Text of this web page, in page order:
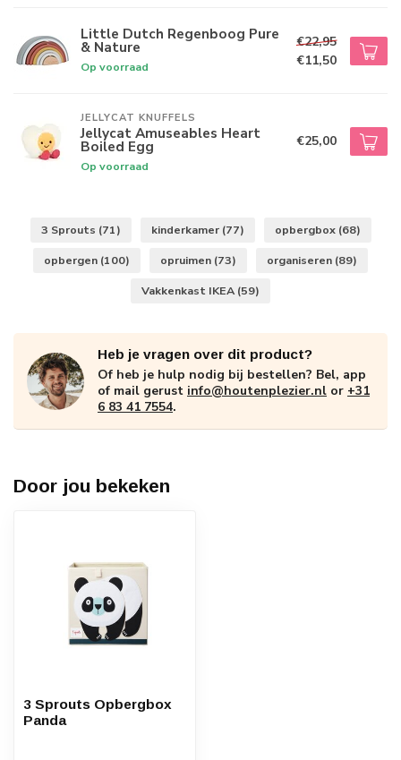
Little Dutch Regenboog Pure
& Nature
Op voorraad
€22,95
€11,50
JELLYCAT KNUFFELS
Jellycat Amuseables Heart
Boiled Egg
Op voorraad
€25,00
3 Sprouts (71) kinderkamer (77) opbergbox (68)
opbergen (100) opruimen (73) organiseren (89)
Vakkenkast IKEA(59)
Heb je vragen over dit product?
Of heb je hulp nodig bij bestellen? Bel, app
of mail gerust info@houtenplezier.nl or +31
6 83 41 7554.
Door jou bekeken
3 Sprouts Opbergbox
Panda